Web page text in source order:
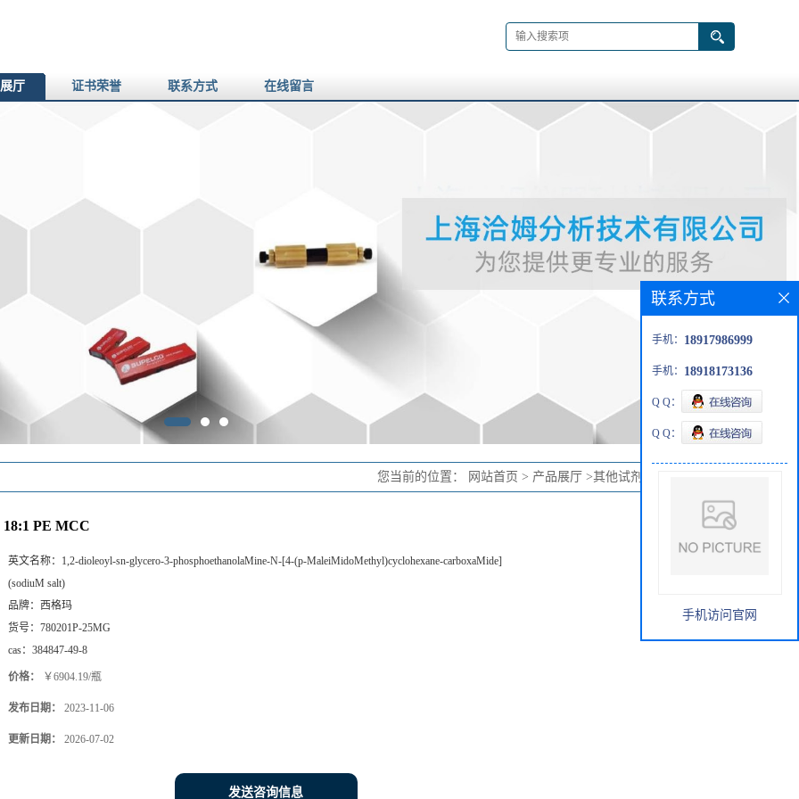
厅 证书荣誉 联系方式 在线留言
您当前的位置： 网站首页 > 产品展厅 >其他试剂
18:1 PE MCC
英文名称： 1,2-dioleoyl-sn-glycero-3-phosphoethanolaMine-N-[4-(p-MaleiMidoMethyl)cyclohexane-carboxaMide]
(sodiuM salt)
品牌： 西格玛
货号： 780201P-25MG
cas： 384847-49-8
价格： ￥6904.19/瓶
发布日期： 2023-11-06
更新日期： 2026-07-02
发送咨询信息
联系方式
手机： 18917986999
手机： 18918173136
Q Q：
Q Q：
手机访问官网